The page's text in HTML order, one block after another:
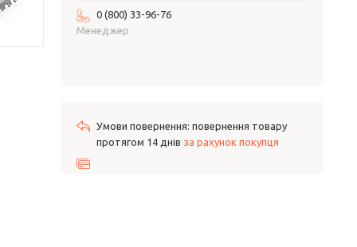
0 (800) 33-96-76
Менеджер
повернення товару
протягом 14 днів за рахунок покупця